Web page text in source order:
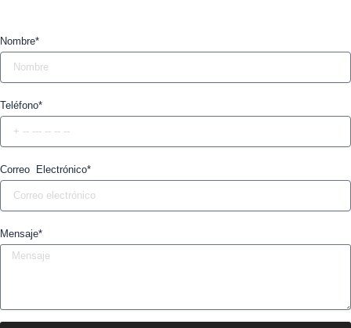
Nombre*
Teléfono*
Correo Electrónico*
Mensaje*